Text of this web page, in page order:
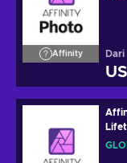
Affinity Dari